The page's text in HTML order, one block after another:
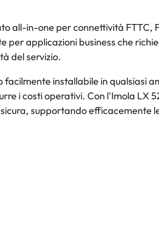
all-in-one per connettività FTTC,
per applicazioni business che
del servizio.
facilmente installabile in qualsiasi
i costi operativi. Con l'Imola LX
supportando efficacemente